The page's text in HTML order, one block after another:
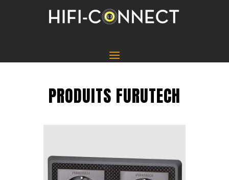
PRODUITS FURUTECH